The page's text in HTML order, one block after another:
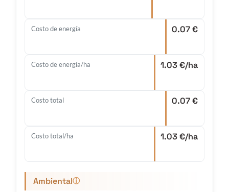
Costo de energía 0.07 €
Costo de energía/ha 1.03 €/ha
Costo total 0.07 €
Costo total/ha 1.03 €/ha
Ambientalⓘ